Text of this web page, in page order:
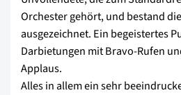
Orchester gehört, und bestand
ausgezeichnet. Ein begeistertes
Darbietungen mit Bravo-Rufen
Applaus.
Alles in allem ein sehr